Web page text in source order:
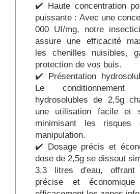
✔️ Haute concentration
puissante : Avec une
000 UI/mg, notre
assure une efficacité
les chenilles nuisibles,
protection de vos buis.
✔️ Présentation
Le
hydrosolubles de 2,5g
une utilisation facile et
minimisant les risques
manipulation.
✔️ Dosage précis et
dose de 2,5g se dissout
3,3 litres d'eau, offrant
précise et